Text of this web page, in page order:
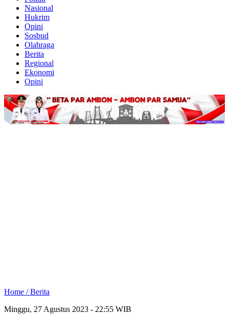
Nasional
Hukrim
Opini
Sosbud
Olahraga
Berita
Regional
Ekonomi
Opini
Home /Berita
Minggu, 27 Agustus 2023 - 22:55 WIB